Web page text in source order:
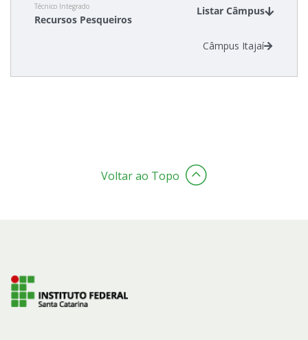
Técnico Integrado
Recursos Pesqueiros
Listar Câmpus
Câmpus Itajaí
Voltar ao Topo